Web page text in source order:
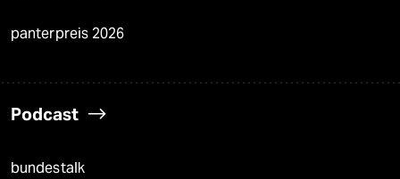
panterpreis 2026
Podcast
bundestalk